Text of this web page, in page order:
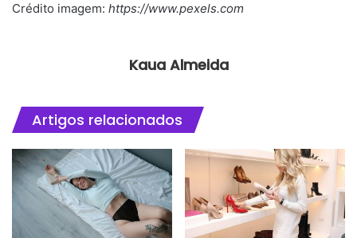
Crédito imagem: https://www.pexels.com
Kaua Almeida
Artigos relacionados